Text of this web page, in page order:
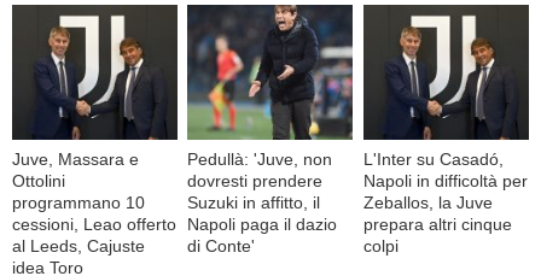
Juve, Massara e
Ottolini
programmano 10
cessioni, Leao offerto
al Leeds, Cajuste
idea Toro
Pedullà: 'Juve, non
dovresti prendere
Suzuki in affitto, il
Napoli paga il dazio
di Conte'
L'Inter su Casadó,
Napoli in difficoltà per
Zeballos, la Juve
prepara altri cinque
colpi